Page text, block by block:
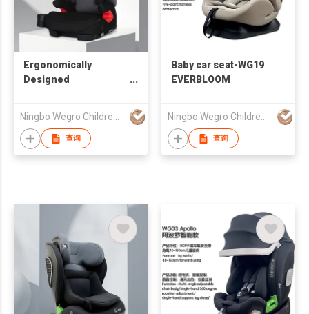
Ergonomically
Designed
Protector Cushion
Baby Car Seat With
Isofix Connector
Ningbo Wegro Children Products Co., Ltd
查询
Baby car seat-WG19
EVERBLOOM
Ningbo Wegro Children Products Co., Ltd
查询